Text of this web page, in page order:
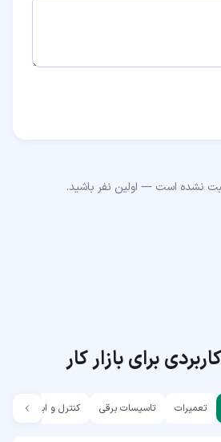
نشده است — اولین نفر باشید.
برای بازار کار
تعمیرات تاسیسات برقی کنترل و ابزار دقیق